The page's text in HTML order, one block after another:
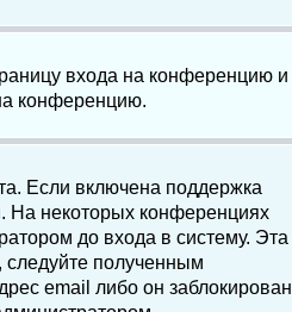
входа на конференцию и
конференцию.
Если включена поддержка
На некоторых конференциях
до входа в систему. Эта
полученным
email либо он заблокирован